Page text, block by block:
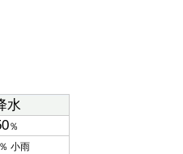
水
％
小雨